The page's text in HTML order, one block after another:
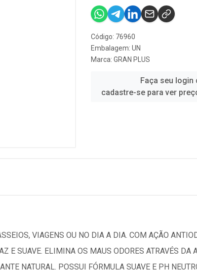
Código: 76960
Embalagem: UN
Marca: GRAN PLUS
Faça seu login
cadastre-se para ver
VIAGENS OU NO DIA A DIA. COM AÇÃO
E SUAVE. ELIMINA OS MAUS ODORES ATRAVÉS
NATURAL. POSSUI FÓRMULA SUAVE E PH